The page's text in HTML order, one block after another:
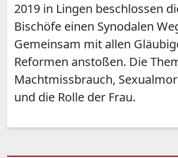
2019 in Lingen beschlossen
Bischöfe einen Synodalen
Gemeinsam mit allen
Reformen anstoßen. Die
Machtmissbrauch,
und die Rolle der Frau.